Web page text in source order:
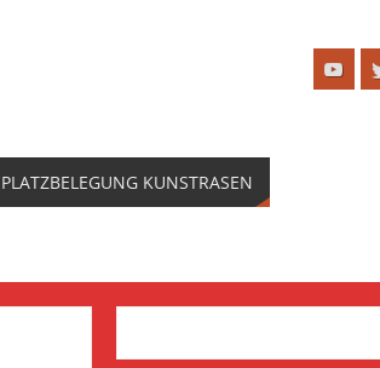
PLATZBELEGUNG KUNSTRASEN